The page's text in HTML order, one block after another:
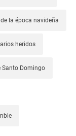
la época navideña
heridos
Santo Domingo